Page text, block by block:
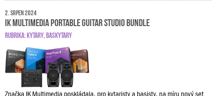
2. srpen 2024
IK Multimedia Portable Guitar Studio Bundle
RUBRIKA:KYTARY BASKYTARY
Značka IK Multimedia poskládala, pro kytaristy a basisty, na míru nový set